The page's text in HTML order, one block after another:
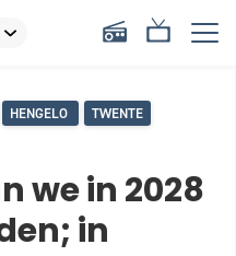
HENGELO
TWENTE
we in 2028
in